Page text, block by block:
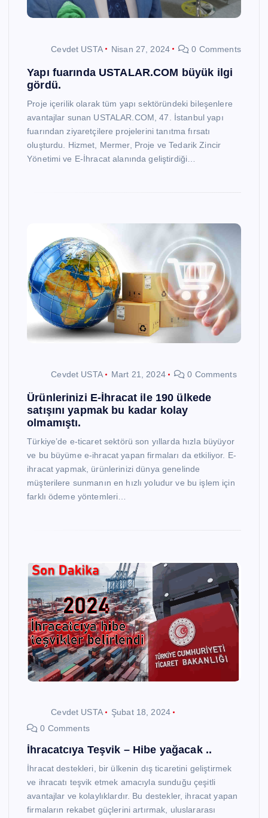
Cevdet USTA Nisan 27, 2024 0 Comments
Yapı fuarında USTALAR.COM büyük ilgi
gördü.
Proje içerilik olarak tüm yapı sektöründeki bileşenlere
avantajlar sunan USTALAR.COM, 47. İstanbul yapı
fuarından ziyaretçilere projelerini tanıtma fırsatı
oluşturdu. Hizmet, Mermer, Proje ve Tedarik Zincir
Yönetimi ve E-İhracat alanında geliştirdiği…
Cevdet USTA Mart 21, 2024 0 Comments
Ürünlerinizi E-İhracat ile 190 ülkede
satışını yapmak bu kadar kolay
olmamıştı.
Türkiye’de e-ticaret sektörü son yıllarda hızla büyüyor
ve bu büyüme e-ihracat yapan firmaları da etkiliyor. E-
ihracat yapmak, ürünlerinizi dünya genelinde
müşterilere sunmanın en hızlı yoludur ve bu işlem için
farklı ödeme yöntemleri…
Cevdet USTA
Şubat 18, 2024
0 Comments
İhracatcıya Teşvik – Hibe yağacak ..
İhracat destekleri, bir ülkenin dış ticaretini geliştirmek
ve ihracatı teşvik etmek amacıyla sunduğu çeşitli
avantajlar ve kolaylıklardır. Bu destekler, ihracat yapan
firmaların rekabet güçlerini artırmak, uluslararası